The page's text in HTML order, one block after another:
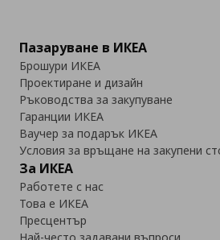
Пазаруване в ИКЕА
Брошури ИКЕА
Проектиране и дизайн
Ръководства за закупуване
Гаранции ИКЕА
Ваучер за подарък ИКЕА
Условия за връщане на закупени
За ИКЕА
Работете с нас
Това е ИКЕА
Пресцентър
Най-често задавани въпроси